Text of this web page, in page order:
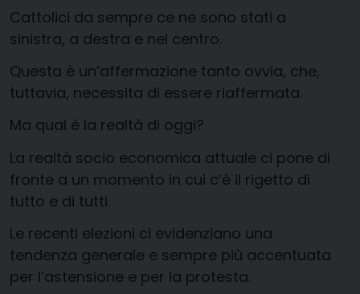
Cattolici da sempre ce ne sono stati a
sinistra, a destra e nel centro.
Questa è un’affermazione tanto ovvia, che,
tuttavia, necessita di essere riaffermata.
Ma qual è la realtà di oggi?
La realtà socio economica attuale ci pone di
fronte a un momento in cui c’è il rigetto di
tutto e di tutti.
Le recenti elezioni ci evidenziano una
tendenza generale e sempre più accentuata
per l’astensione e per la protesta.